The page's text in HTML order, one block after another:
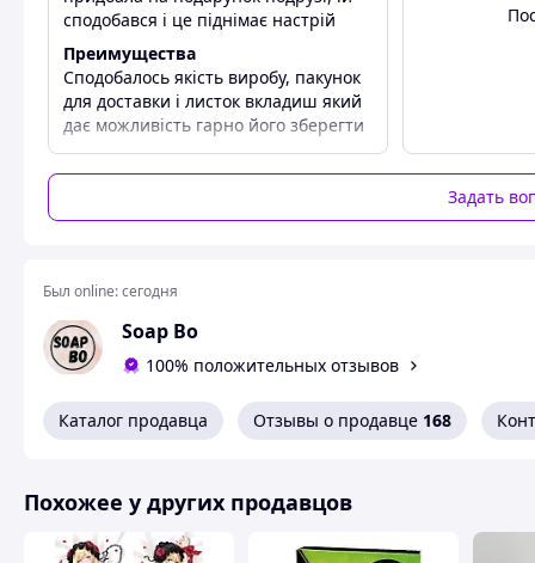
размер – 15 см
Мыло идет в подарочной упаковке с наклейкой «МЫЛО
Мыло удобно держать в руках
Мягкая пена, которая не сушит кожу
Изготавливаю разную заливку мыла:
- мраморная
- прозрачное с ягодками внутри
сподобався і це піднімає настрій
Преимущества
Сподобалось якість виробу, пакунок
для доставки і листок вкладиш який
дає можливість гарно його зберегти
до експлуатації
Недостатки
Задать
Был online:сегодня
Soap Bo
100% положительных отзывов
Каталог продавца Отзывы о продавце 168
Похожее у других продавцов